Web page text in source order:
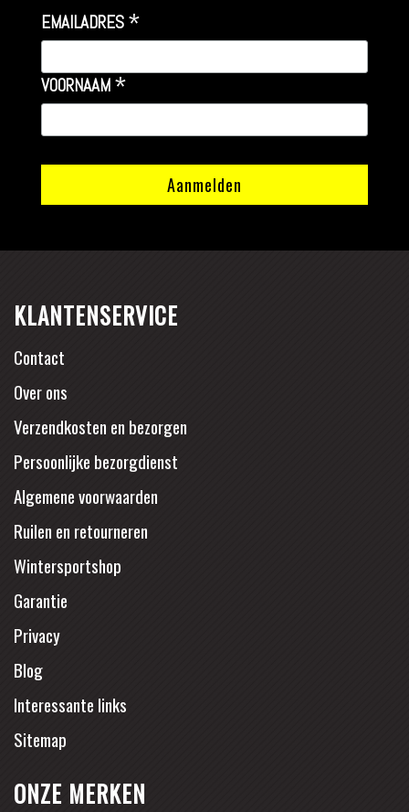
EMAILADRES *
VOORNAAM *
KLANTENSERVICE
Contact
Over ons
Verzendkosten en bezorgen
Persoonlijke bezorgdienst
Algemene voorwaarden
Ruilen en retourneren
Wintersportshop
Garantie
Privacy
Blog
Interessante links
Sitemap
ONZE MERKEN